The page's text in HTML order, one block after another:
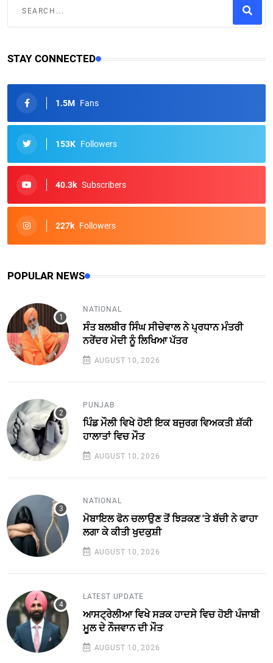
STAY CONNECTED
1.5M Fans
153K Followers
40.3k Subscribers
227k Followers
POPULAR NEWS
NATIONAL
ਸੰਤ ਬਲਬੀਰ ਸਿੰਘ ਸੀਚੇਵਾਲ ਨੇ ਪ੍ਰਧਾਨ ਮੰਤਰੀ
ਨਰੇਂਦਰ ਮੋਦੀ ਨੂੰ ਲਿਖਿਆ ਪੱਤਰ
AUGUST 10, 2026
PUNJAB
ਪਿੰਡ ਮੌਲੀ ਵਿਖੇ ਹੋਈ ਇਕ ਬਜੁਰਗ ਵਿਅਕਤੀ ਸ਼ੱਕੀ
ਹਾਲਾਤਾਂ ਵਿਚ ਮੌਤ
AUGUST 10, 2026
NATIONAL
ਮੋਬਾਇਲ ਫੋਨ ਚਲਾਉਣ ਤੋਂ ਝਿੜਕਣ 'ਤੇ ਬੱਚੀ ਨੇ ਫਾਹਾ
ਲਗਾ ਕੇ ਕੀਤੀ ਖੁਦਕੁਸ਼ੀ
AUGUST 10, 2026
LATEST UPDATE
ਆਸਟ੍ਰੇਲੀਆ ਵਿਖੇ ਸੜਕ ਹਾਦਸੇ ਵਿਚ ਹੋਈ ਪੰਜਾਬੀ
ਮੂਲ ਦੇ ਨੌਜਵਾਨ ਦੀ ਮੌਤ
AUGUST 10, 2026